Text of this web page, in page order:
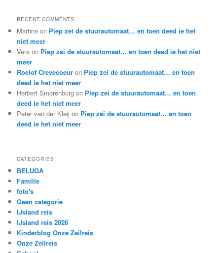
RECENT COMMENTS
Martine on Piep zei de stuurautomaat… en toen deed ie het
niet meer
Vera on Piep zei de stuurautomaat… en toen deed ie het niet
meer
Roelof Crevecoeur on Piep zei de stuurautomaat… en toen
deed ie het niet meer
Herbert Smorenburg on Piep zei de stuurautomaat… en toen
deed ie het niet meer
Peter van der Kleij on Piep zei de stuurautomaat… en toen
deed ie het niet meer
CATEGORIES
BELUGA
Familie
foto's
Geen categorie
IJsland reis
IJsland reis 2026
Kinderblog Onze Zeilreis
Onze Zeilreis